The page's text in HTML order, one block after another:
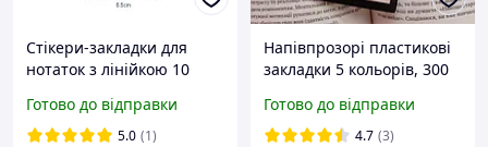
Стікери-закладки для
нотаток з лінійкою 10
Готово до відправки
5.0 (1)
Напівпрозорі пластикові
закладки 5 кольорів, 300
стікери закладки,
пластикові стікери для
Готово до відправки
4.7 (3)